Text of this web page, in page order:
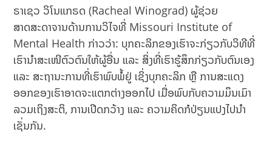
ຣາເຊວ ວິໂນແກຣດ (Racheal Winograd) ຜູ້ຊ່ວຍ
ສາດສະດາຈານດ້ານການວິໄຈທີ່ Missouri Institute of
Mental Health ກ່າວວ່າ: ບຸກຄະລິກຂອງເຮົາຈະກ່ຽວກັບວິທີທີ່
ເຮົານໍາສະເໜີຕົວຕົນໃຫ້ຜູ້ອື່ນ ແລະ ສິ່ງທີ່ເຮົາຮູ້ສຶກກ່ຽວກັບຕົນເອງ
ແລະ ສະຖານະການທີ່ເຮົາພົບພໍ້ຢູ່ ເຊິ່ງບຸກຄະລິກ ຫຼື ການສະແດງ
ອອກຂອງເຮົາອາດຈະແຕກຕ່າງອອກໄປ ເມື່ອພົບກັບຄວາມມຶນເມົາ
ລວມເຖິງສະຕິ, ການເປີດກວ້າງ ແລະ ຄວາມຄິດກໍປ່ຽນແປງໄປນໍາ
ເຊັ່ນກັນ.